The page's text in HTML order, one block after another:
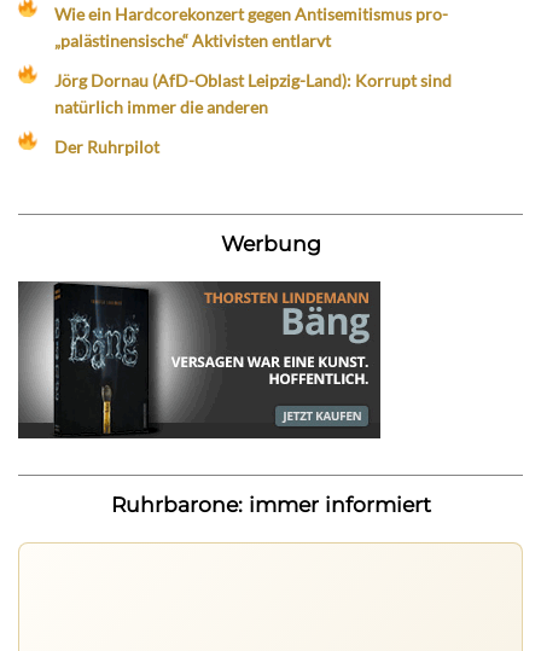
Wie ein Hardcorekonzert gegen Antisemitismus pro-
„palästinensische“ Aktivisten entlarvt
Jörg Dornau (AfD-Oblast Leipzig-Land): Korrupt sind
natürlich immer die anderen
Der Ruhrpilot
Werbung
Ruhrbarone: immer informiert